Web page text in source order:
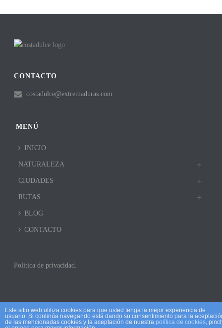
CONTACTO
costadulce@extremaduras.com
MENÚ
INICIO
NATURALEZA
CIUDADES
RUTAS
BLOG
CONTACTO
Politica de privacidad.
Este sitio web utiliza cookies para que usted tenga la mejor experiencia de
usuario. Si continúa navegando está dando su consentimiento para la
de las mencionadas cookies y la aceptación de nuestra política de cookies,